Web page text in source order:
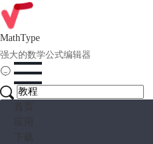
MathType
强大的数学公式编辑器